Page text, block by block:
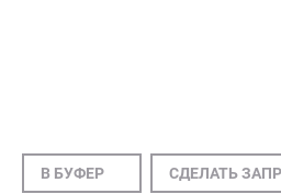
В БУФЕР СДЕЛАТЬ